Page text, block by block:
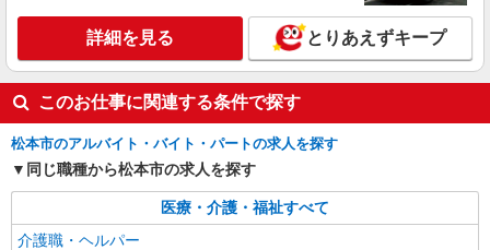
長野県松本市 【最寄駅】北新・松本大学前駅
★勤務地は3000ヶ所以上★ 自宅から通いやすいエ
リアなど、お好きな勤務地をお選び下さい！！
キープ
詳細を見る とりあえずキープ
このお仕事に関連する条件で探す
松本市のアルバイト・バイト・パートの求人を探す
同じ職種から松本市の求人を探す
医療・介護・福祉すべて
介護職・ヘルパー